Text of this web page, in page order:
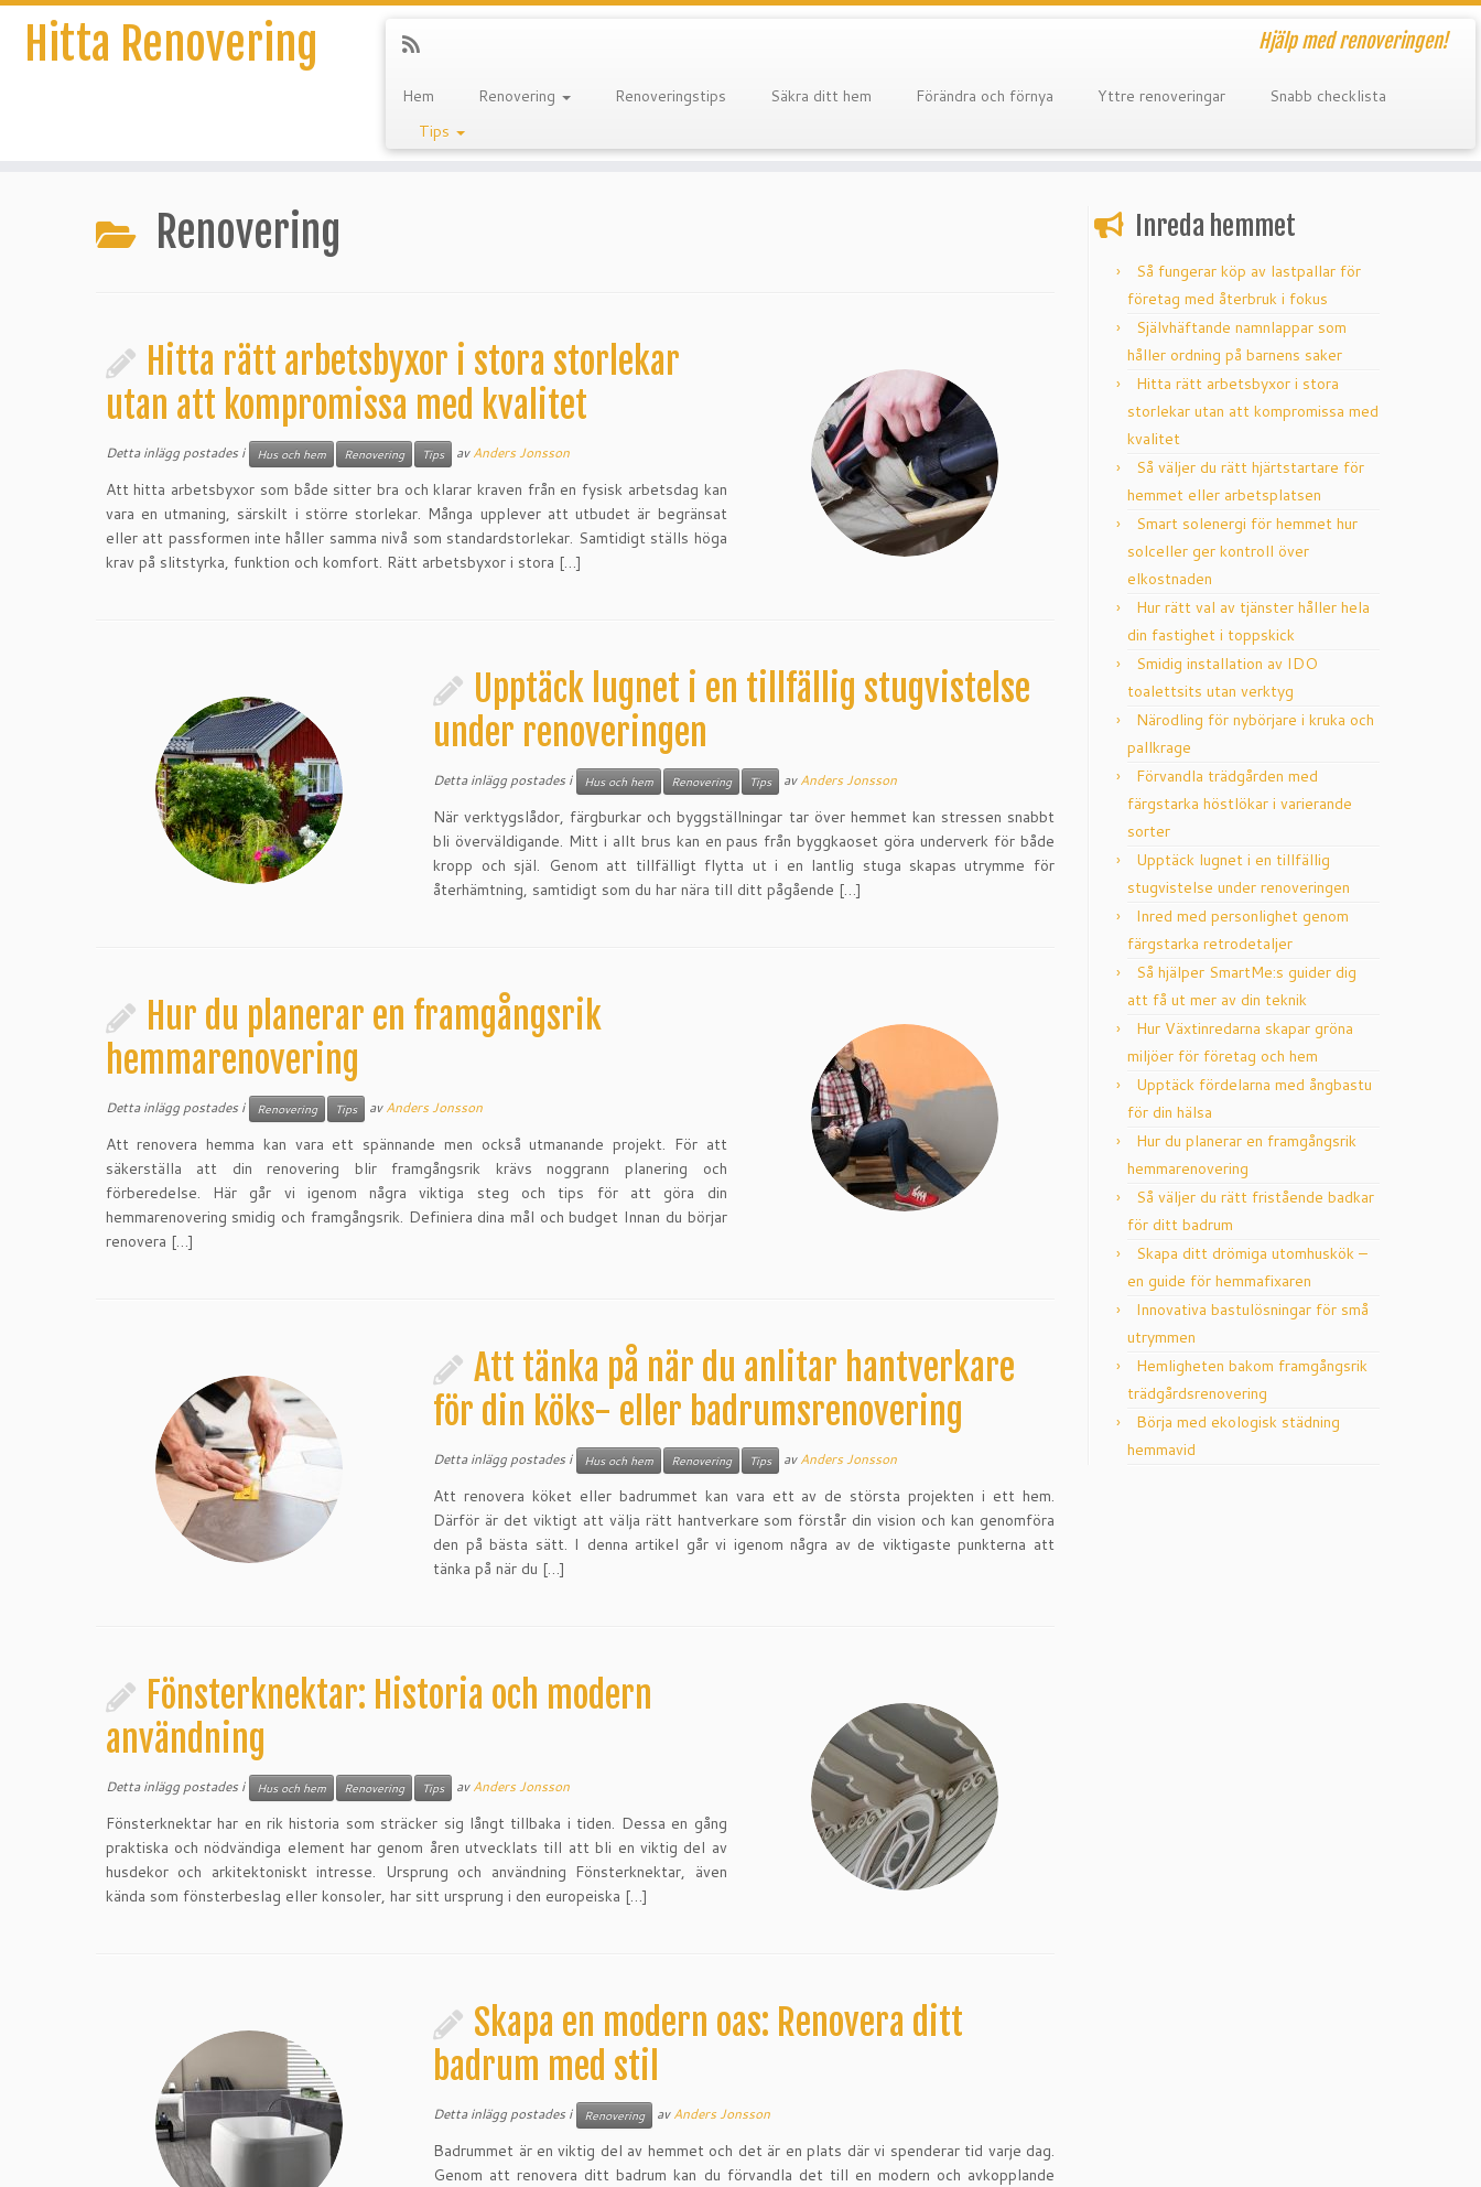
Hitta Renovering Hjälp med renoveringen!
Hem Renovering Renoveringstips Säkra ditt hem Förändra och förnya Yttre renoveringar
Snabb checklista
Tips
Renovering
Hitta rätt arbetsbyxor i stora storlekar
utan att kompromissa med kvalitet
Detta inlägg postades i Hus och hem Renovering Tips avAnders Jonsson
Att hitta arbetsbyxor som både sitter bra och klarar kraven från en fysisk arbetsdag kan
vara en utmaning, särskilt i större storlekar. Många upplever att utbudet är begränsat
eller att passformen inte håller samma nivå som standardstorlekar. Samtidigt ställs höga
krav på slitstyrka, funktion och komfort. Rätt arbetsbyxor i stora […]
Upptäck lugnet i en tillfällig stugvistelse
under renoveringen
Detta inlägg postades i Hus och hem Renovering Tips avAnders Jonsson
När verktygslådor, färgburkar och byggställningar tar över hemmet kan stressen snabbt
bli överväldigande. Mitt i allt brus kan en paus från byggkaoset göra underverk för både
kropp och själ. Genom att tillfälligt flytta ut i en lantlig stuga skapas utrymme för
återhämtning, samtidigt som du har nära till ditt pågående […]
Hur du planerar en framgångsrik
hemmarenovering
Detta inlägg postades i Renovering Tips avAnders Jonsson
Att renovera hemma kan vara ett spännande men också utmanande projekt. För att
säkerställa att din renovering blir framgångsrik krävs noggrann planering och
förberedelse. Här går vi igenom några viktiga steg och tips för att göra din
hemmarenovering smidig och framgångsrik. Definiera dina mål och budget Innan du börjar
renovera […]
Att tänka på när du anlitar hantverkare
för din köks- eller badrumsrenovering
Detta inlägg postades i Hus och hem Renovering Tips avAnders Jonsson
Att renovera köket eller badrummet kan vara ett av de största projekten i ett hem.
Därför är det viktigt att välja rätt hantverkare som förstår din vision och kan genomföra
den på bästa sätt. I denna artikel går vi igenom några av de viktigaste punkterna att
tänka på när du […]
Fönsterknektar: Historia och modern
användning
Detta inlägg postades i Hus och hem Renovering Tips avAnders Jonsson
Fönsterknektar har en rik historia som sträcker sig långt tillbaka i tiden. Dessa en gång
praktiska och nödvändiga element har genom åren utvecklats till att bli en viktig del av
husdekor och arkitektoniskt intresse. Ursprung och användning Fönsterknektar, även
kända som fönsterbeslag eller konsoler, har sitt ursprung i den europeiska […]
Skapa en modern oas: Renovera ditt
badrum med stil
Detta inlägg postades i Renovering avAnders Jonsson
Badrummet är en viktig del av hemmet och det är en plats där vi spenderar tid varje dag.
Genom att renovera ditt badrum kan du förvandla det till en modern och avkopplande
Inreda hemmet
Så fungerar köp av lastpallar för
företag med återbruk i fokus
Självhäftande namnlappar som
håller ordning på barnens saker
Hitta rätt arbetsbyxor i stora
storlekar utan att kompromissa med
kvalitet
Så väljer du rätt hjärtstartare för
hemmet eller arbetsplatsen
Smart solenergi för hemmet hur
solceller ger kontroll över
elkostnaden
Hur rätt val av tjänster håller hela
din fastighet i toppskick
Smidig installation av IDO
toalettsits utan verktyg
Närodling för nybörjare i kruka och
pallkrage
Förvandla trädgården med
färgstarka höstlökar i varierande
sorter
Upptäck lugnet i en tillfällig
stugvistelse under renoveringen
Inred med personlighet genom
färgstarka retrodetaljer
Så hjälper SmartMe:s guider dig
att få ut mer av din teknik
Hur Växtinredarna skapar gröna
miljöer för företag och hem
Upptäck fördelarna med ångbastu
för din hälsa
Hur du planerar en framgångsrik
hemmarenovering
Så väljer du rätt fristående badkar
för ditt badrum
Skapa ditt drömiga utomhuskök –
en guide för hemmafixaren
Innovativa bastulösningar för små
utrymmen
Hemligheten bakom framgångsrik
trädgårdsrenovering
Börja med ekologisk städning
hemmavid